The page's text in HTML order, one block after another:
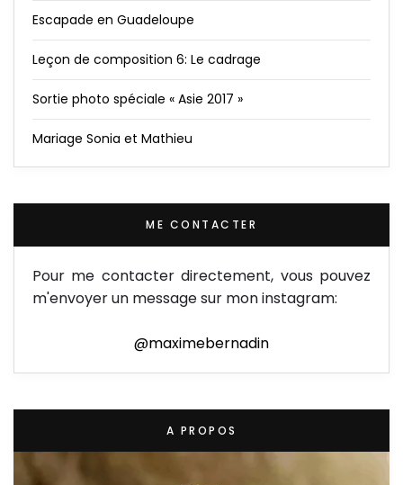
Escapade en Guadeloupe
Leçon de composition 6: Le cadrage
Sortie photo spéciale « Asie 2017 »
Mariage Sonia et Mathieu
ME CONTACTER
Pour me contacter directement, vous pouvez
m'envoyer un message sur mon instagram:
@maximebernadin
A PROPOS